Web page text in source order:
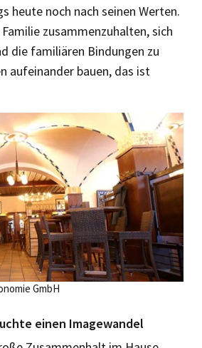
heute noch nach seinen Werten.
zusammen­zuhalten, sich
die familiären Bindungen zu
aufeinander bauen, das ist
GmbH
einen Imagewandel